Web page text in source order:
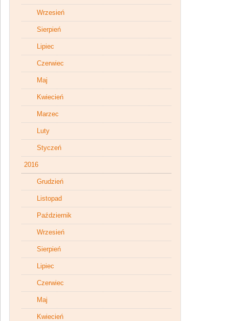
Wrzesień
Sierpień
Lipiec
Czerwiec
Maj
Kwiecień
Marzec
Luty
Styczeń
2016
Grudzień
Listopad
Październik
Wrzesień
Sierpień
Lipiec
Czerwiec
Maj
Kwiecień